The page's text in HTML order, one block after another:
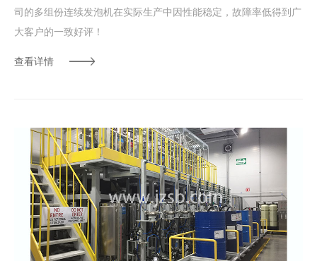
司的多组份连续发泡机在实际生产中因性能稳定，故障率低得到广
大客户的一致好评！
查看详情